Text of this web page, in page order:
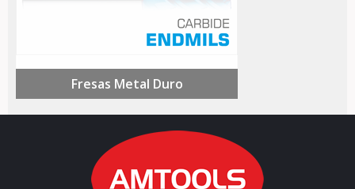
Fresas Metal Duro